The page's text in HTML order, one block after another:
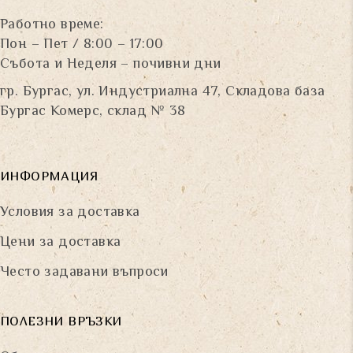
Работно време:
Пон – Пет / 8:00 – 17:00
Събота и Неделя – почивни дни
гр. Бургас, ул. Индустриална 47, Складова база
Бургас Комерс, склад № 38
ИНФОРМАЦИЯ
Условия за доставка
Цени за доставка
Често задавани въпроси
ПОЛЕЗНИ ВРЪЗКИ